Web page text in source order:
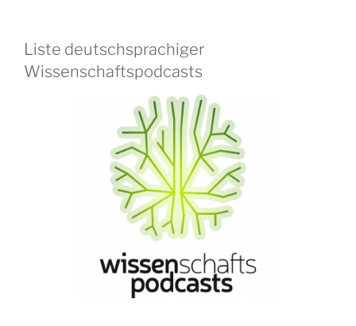
Liste deutschsprachiger
Wissenschaftspodcasts